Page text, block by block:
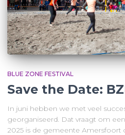
BLUE ZONE FESTIVAL
Save the Date:
In juni hebben we met veel
georganiseerd. Dat vraagt om
2025 is de gemeente Amersfoort